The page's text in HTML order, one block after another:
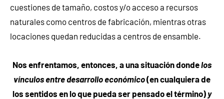
cuestiones de tamaño, costos y/o acceso a recursos
naturales como centros de fabricación, mientras otras
locaciones quedan reducidas a centros de ensamble.
Nos enfrentamos, entonces, a una situación dondelos
vínculos entre desarrollo económico(en cualquiera de
los sentidos en lo que pueda ser pensado el término) y